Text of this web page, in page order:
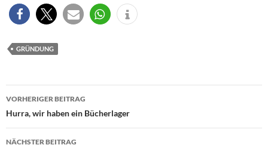
GRÜNDUNG
Beitragsnavigation
VORHERIGER BEITRAG
Hurra, wir haben ein Bücherlager
NÄCHSTER BEITRAG